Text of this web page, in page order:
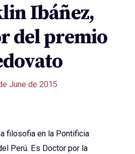
Ibáñez,
del premio
June de 2015
filosofia en la Pontificia
Perú. Es Doctor por la